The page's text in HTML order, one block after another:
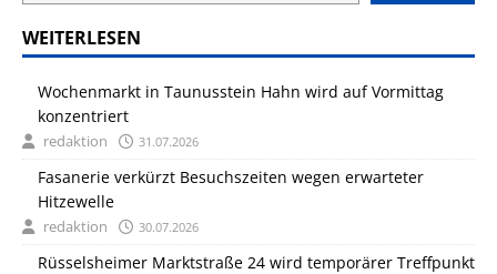
WEITERLESEN
Wochenmarkt in Taunusstein Hahn wird auf Vormittag
konzentriert
redaktion 31.07.2026
Fasanerie verkürzt Besuchszeiten wegen erwarteter
Hitzewelle
redaktion 30.07.2026
Rüsselsheimer Marktstraße 24 wird temporärer Treffpunkt